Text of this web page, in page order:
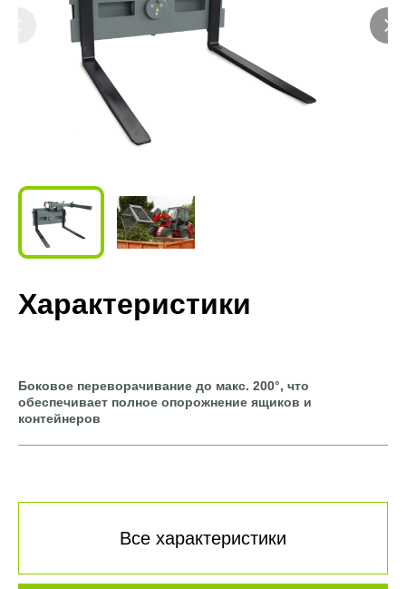
Характеристики
Боковое переворачивание до макс. 200°, что
обеспечивает полное опорожнение ящиков и
контейнеров
Все характеристики